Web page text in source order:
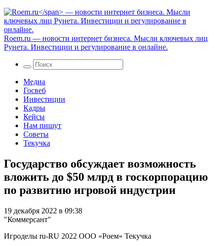
Roem.ru — новости интернет бизнеса. Мысли ключевых лиц
Рунета. Инвестиции и регулирование в онлайне.
Медиа
Госвеб
Инвестиции
Кадры
Кейсы
Нам пишут
Советы
Текучка
Государство обсуждает возможность
вложить до $50 млрд в госкорпорацию
по развитию игровой индустрии
19 декабря 2022 в 09:38
"Коммерсант"
Игроделы ru-RU 2022 ООО «Роем» Текучка